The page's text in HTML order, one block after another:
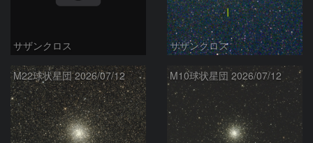
サザンクロス サザンクロス
M22球状星団 2026/07/12 M10球状星団 2026/07/12